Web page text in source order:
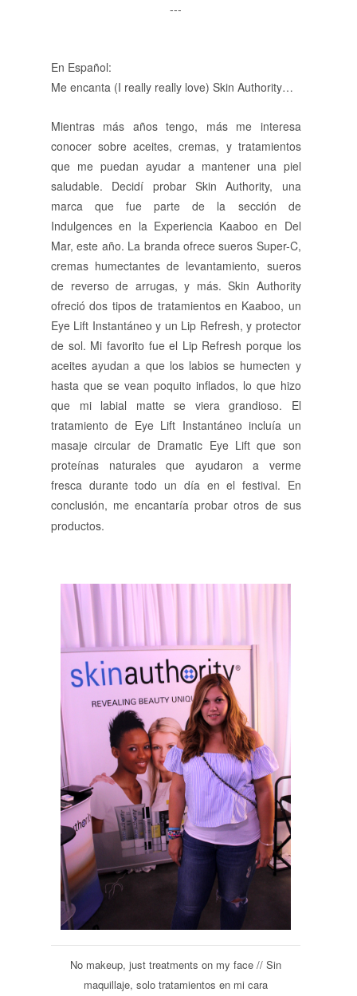
---
En Español:
Me encanta (I really really love) Skin Authority…
Mientras más años tengo, más me interesa
conocer sobre aceites, cremas, y tratamientos
que me puedan ayudar a mantener una piel
saludable. Decidí probar Skin Authority, una
marca que fue parte de la sección de
Indulgences en la Experiencia Kaaboo en Del
Mar, este año. La branda ofrece sueros Super-C,
cremas humectantes de levantamiento, sueros
de reverso de arrugas, y más. Skin Authority
ofreció dos tipos de tratamientos en Kaaboo, un
Eye Lift Instantáneo y un Lip Refresh, y protector
de sol. Mi favorito fue el Lip Refresh porque los
aceites ayudan a que los labios se humecten y
hasta que se vean poquito inflados, lo que hizo
que mi labial matte se viera grandioso. El
tratamiento de Eye Lift Instantáneo incluía un
masaje circular de Dramatic Eye Lift que son
proteínas naturales que ayudaron a verme
fresca durante todo un día en el festival. En
conclusión, me encantaría probar otros de sus
productos.
No makeup, just treatments on my face // Sin
maquillaje, solo tratamientos en mi cara